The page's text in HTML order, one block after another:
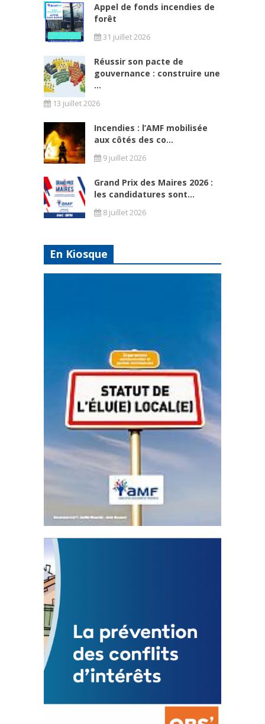
Appel de fonds incendies de
forêt
31 juillet 2026
Réussir son pacte de
gouvernance : construire une
...
13 juillet 2026
Incendies : l’AMF mobilisée
aux côtés des co...
9 juillet 2026
Grand Prix des Maires 2026 :
les candidatures sont...
8 juillet 2026
En Kiosque
Statut de l’élu local
3 avril 2024
Mise à jour avril 2024
FEUILLETER